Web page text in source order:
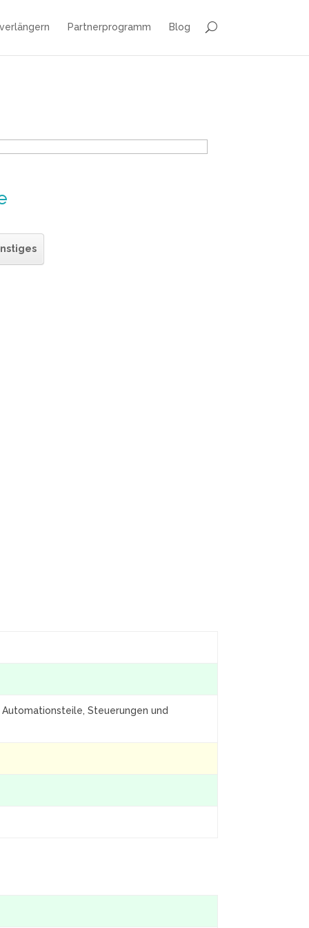
Partnerprogramm Blog
Steuerungen und